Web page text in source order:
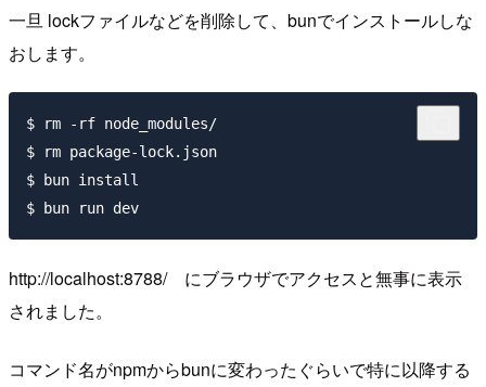
一旦 lockファイルなどを削除して、bunでインストールしな
おします。
$ rm -rf node_modules/
$ rm package-lock.json
$ bun install
http://localhost:8788/ にブラウザでアクセスと無事に表示
されました。
コマンド名がnpmからbunに変わったぐらいで特に以降する